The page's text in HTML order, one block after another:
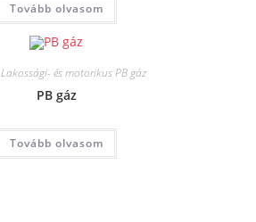
Tovább olvasom
Lakossági- és motorikus PB gáz
PB gáz
Tovább olvasom